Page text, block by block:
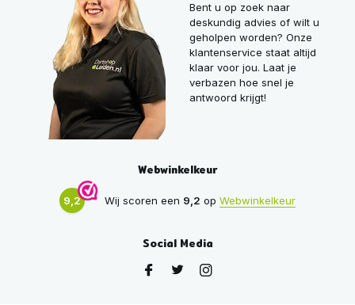
Bent u op zoek naar
deskundig advies of wilt u
geholpen worden? Onze
klantenservice staat altijd
klaar voor jou. Laat je
verbazen hoe snel je
antwoord krijgt!
Webwinkelkeur
9,2 Wij scoren een 9,2 op Webwinkelkeur
Social Media